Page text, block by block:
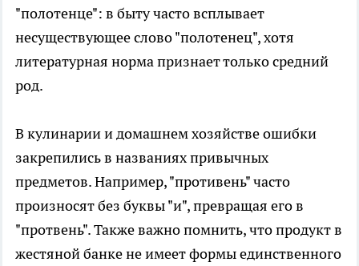
"полотенце": в быту часто всплывает
несуществующее слово "полотенец", хотя
литературная норма признает только средний
род.
В кулинарии и домашнем хозяйстве ошибки
закрепились в названиях привычных
предметов. Например, "противень" часто
произносят без буквы "и", превращая его в
"протвень". Также важно помнить, что продукт в
жестяной банке не имеет формы единственного